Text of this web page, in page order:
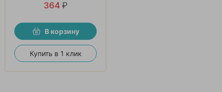
364 ₽
В корзину
Купить в 1 клик